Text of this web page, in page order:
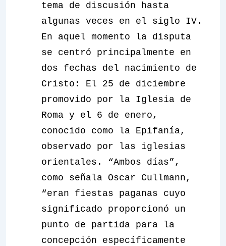
tema de discusión hasta
algunas veces en el siglo IV.
En aquel momento la disputa
se centró principalmente en
dos fechas del nacimiento de
Cristo: El 25 de diciembre
promovido por la Iglesia de
Roma y el 6 de enero,
conocido como la Epifanía,
observado por las iglesias
orientales. “Ambos días”,
como señala Oscar Cullmann,
“eran fiestas paganas cuyo
significado proporcionó un
punto de partida para la
concepción específicamente